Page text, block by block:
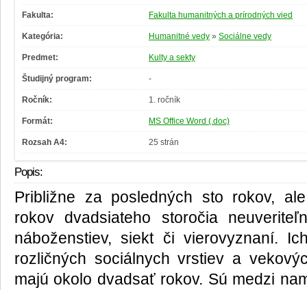
Fakulta: Fakulta humanitných a prírodných vied
Kategória: Humanitné vedy » Sociálne vedy
Predmet: Kulty a sekty
Študijný program: -
Ročník: 1. ročník
Formát: MS Office Word (.doc)
Rozsah A4: 25 strán
Popis:
Približne za posledných sto rokov,
rokov dvadsiateho storočia
náboženstiev, siekt či vierovyznaní.
rozličných sociálnych vrstiev a
majú okolo dvadsať rokov. Sú medzi